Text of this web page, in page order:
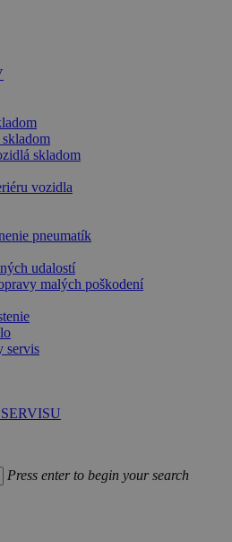
skladom
vozidla
pneumatík
udalostí
malých poškodení
servis
Press enter to begin your search